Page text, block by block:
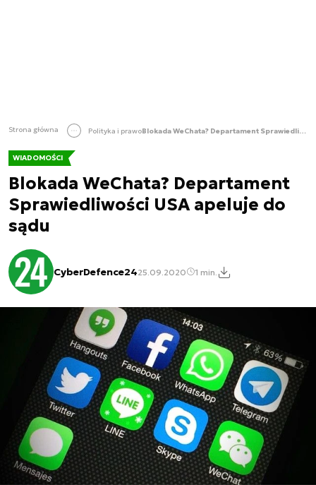
Strona główna Polityka i prawo Blokada WeChata? Departament Sprawiedliwości USA apeluje do sądu
WIADOMOŚCI
Blokada WeChata? Departament
Sprawiedliwości USA apeluje do
sądu
CyberDefence2425.09.2020 1 min.